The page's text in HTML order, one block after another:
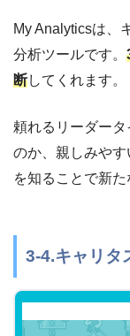
My Analyticsは、
分析ツールです。
断してくれます。
頼れるリーダー
のか、親しみや
を知ることで新た
3-4.キャリタ